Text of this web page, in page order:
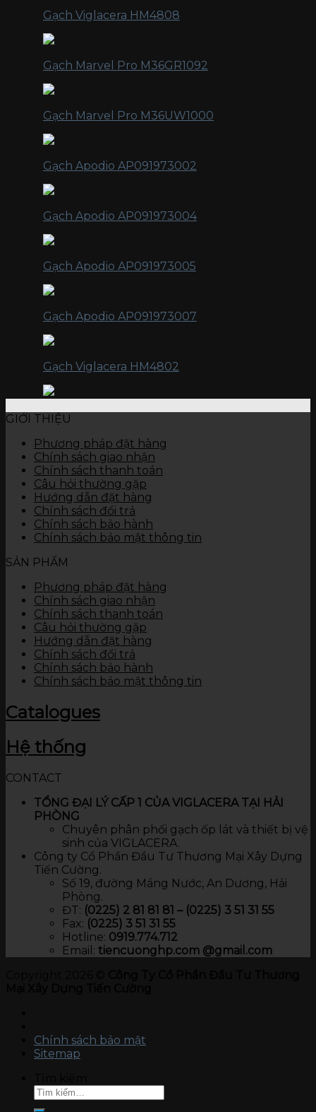
Gạch Viglacera HM4808
Gạch Marvel Pro M36GR1092
Gạch Marvel Pro M36UW1000
Gạch Apodio AP091973002
Gạch Apodio AP091973004
Gạch Apodio AP091973005
Gạch Apodio AP091973007
Gạch Viglacera HM4802
GIỚI THIỆU
Phương pháp đặt hàng
Chính sách giao nhận
Chính sách thanh toán
Câu hỏi thường gặp
Hướng dẫn đặt hàng
Chính sách đổi trả
Chính sách bảo hành
Chính sách bảo mật thông tin
SẢN PHẨM
Phương pháp đặt hàng
Chính sách giao nhận
Chính sách thanh toán
Câu hỏi thường gặp
Hướng dẫn đặt hàng
Chính sách đổi trả
Chính sách bảo hành
Chính sách bảo mật thông tin
Catalogues
Hệ thống
CONTACT
TỔNG ĐẠI LÝ CẤP 1 CỦA VIGLACERA TẠI HẢI
PHÒNG
Chuyên phân phối gạch ốp lát và thiết bị vệ
sinh của VIGLACERA.
Công ty Cổ Phần Đầu Tư Thương Mại Xây Dựng
Tiến Cường.
Số 19, đường Máng Nước, An Dương, Hải
Phòng.
ĐT: (0225) 2 81 81 81 – (0225) 3 51 31 55
Fax: (0225) 3 51 31 55
Hotline: 0919.774.712​
Email: tiencuonghp.com @gmail.com
Chính sách bảo mật
Sitemap